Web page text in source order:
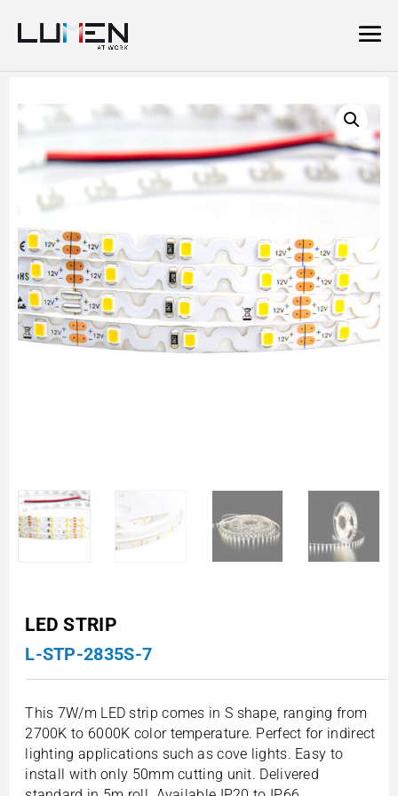
LED STRIP
L-STP-2835S-7
This 7W/m LED strip comes in S shape, ranging from
2700K to 6000K color temperature. Perfect for indirect
lighting applications such as cove lights. Easy to
install with only 50mm cutting unit. Delivered